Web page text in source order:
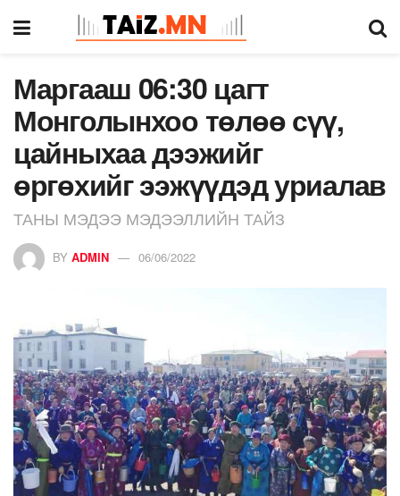
Маргааш 06:30 цагт
Монголынхоо төлөө сүү,
цайныхаа дээжийг
өргөхийг ээжүүдэд уриалав
ТАНЫ МЭДЭЭ МЭДЭЭЛЛИЙН ТАЙЗ
BY ADMIN 06/06/2022